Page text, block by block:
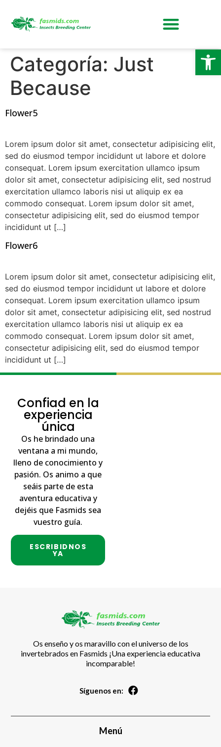
Abrir
Categoría: Just
Because
Flower5
Lorem ipsum dolor sit amet, consectetur adipisicing elit,
sed do eiusmod tempor incididunt ut labore et dolore
consequat. Lorem ipsum exercitation ullamco ipsum
dolor sit amet, consectetur adipisicing elit, sed nostrud
exercitation ullamco laboris nisi ut aliquip ex ea
commodo consequat. Lorem ipsum dolor sit amet,
consectetur adipisicing elit, sed do eiusmod tempor
incididunt ut […]
Flower6
Lorem ipsum dolor sit amet, consectetur adipisicing elit,
sed do eiusmod tempor incididunt ut labore et dolore
consequat. Lorem ipsum exercitation ullamco ipsum
dolor sit amet, consectetur adipisicing elit, sed nostrud
exercitation ullamco laboris nisi ut aliquip ex ea
commodo consequat. Lorem ipsum dolor sit amet,
consectetur adipisicing elit, sed do eiusmod tempor
incididunt ut […]
Confiad en la
experiencia
única
Os he brindado una
ventana a mi mundo,
lleno de conocimiento y
pasión. Os animo a que
seáis parte de esta
aventura educativa y
dejéis que Fasmids sea
vuestro guía.
ESCRIBIDNOS
YA
Os enseño y os maravillo con el universo de los
invertebrados en Fasmids ¡Una experiencia educativa
incomparable!
Síguenos en:
Menú